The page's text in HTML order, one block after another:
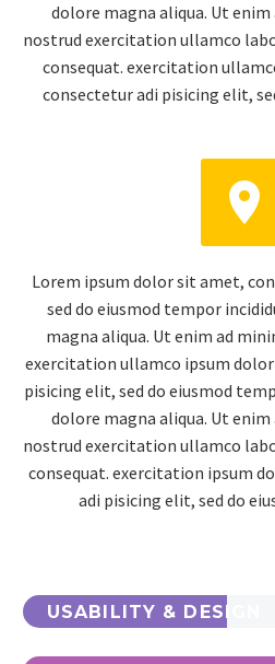
dolore magna aliqua. Ut
nostrud exercitation ullamco
consequat. exercitation
consectetur adi pisicing elit,


Lorem ipsum dolor sit amet,
sed do eiusmod tempor
magna aliqua. Ut enim ad
exercitation ullamco ipsum
pisicing elit, sed do eiusmod
dolore magna aliqua. Ut
nostrud exercitation ullamco
consequat. exercitation ipsum
adi pisicing elit, sed do
USABILITY & DESIGN